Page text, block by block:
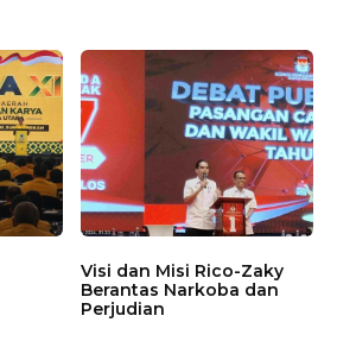
Visi dan Misi Rico-Zaky
Berantas Narkoba dan
Perjudian